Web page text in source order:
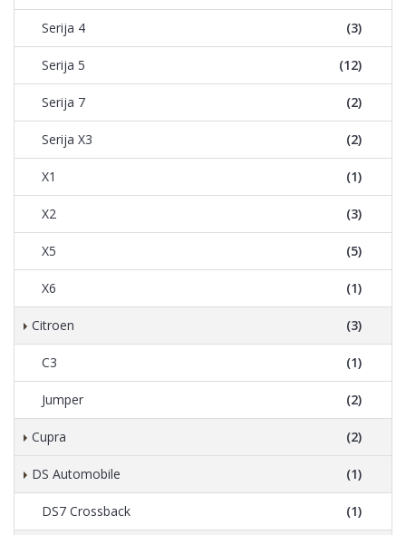
Serija 4 (3)
Serija 5 (12)
Serija 7 (2)
Serija X3 (2)
X1 (1)
X2 (3)
X5 (5)
X6 (1)
Citroen (3)
C3 (1)
Jumper (2)
Cupra (2)
DS Automobile (1)
DS7 Crossback (1)